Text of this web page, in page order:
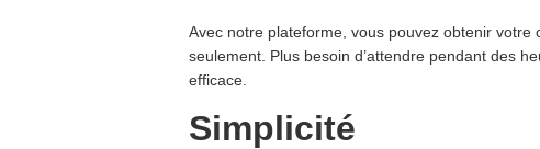
Avec notre plateforme, vous pouvez obtenir
seulement. Plus besoin d’attendre pendant des
efficace.
Simplicité